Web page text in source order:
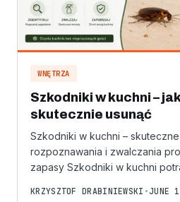
WNĘTRZA
Szkodniki w kuchni –
skutecznie usunąć
Szkodniki w kuchni –
rozpoznawania i zwalczania
zapasy Szkodniki w kuchni
KRZYSZTOF DRABINIEWSKI • JUNE